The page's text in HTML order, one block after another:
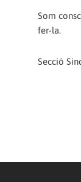
Som
fer-la.
Secció